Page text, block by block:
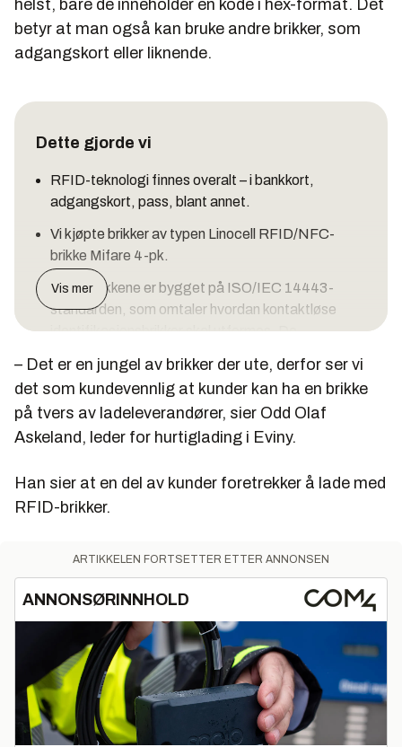
helst, bare de inneholder en kode i hex-format. Det
betyr at man også kan bruke andre brikker, som
adgangskort eller liknende.
Dette gjorde vi
RFID-teknologi finnes overalt – i bankkort,
adgangskort, pass, blant annet.
Vi kjøpte brikker av typen Linocell RFID/NFC-
brikke Mifare 4-pk.
Disse brikkene er bygget på ISO/IEC 14443-
standarden, som omtaler hvordan kontaktløse
identifikasjonsbrikker skal utformes. De
nødvendig for å få registrert brikken hos
ladeoperatørene.
Koden står ikke utenpå brikken, så vi leste av den
med en Android-telefon (man kan ikke bruke
Tools. Deretter forsøkte vi å registrere koden i
ladeaktørenes apper.
Vis mer
– Det er en jungel av brikker der ute, derfor ser vi
det som kundevennlig at kunder kan ha en brikke
på tvers av ladeleverandører, sier Odd Olaf
Askeland, leder for hurtiglading i Eviny.
Han sier at en del av kunder foretrekker å lade med
RFID-brikker.
ARTIKKELEN FORTSETTER ETTER ANNONSEN
ANNONSØRINNHOLD